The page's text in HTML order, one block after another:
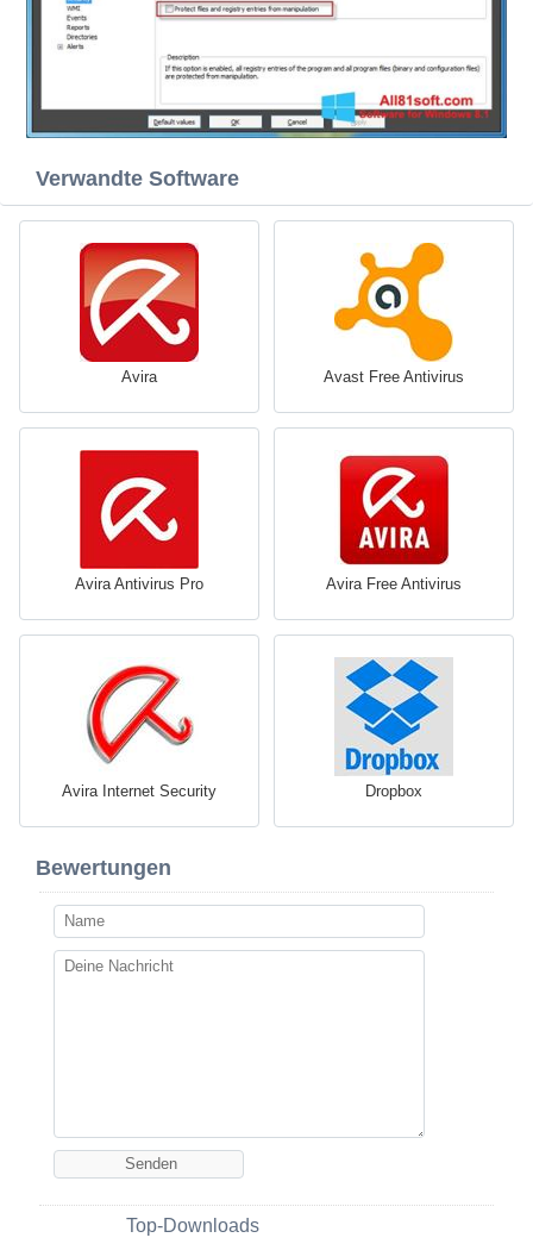
Verwandte Software
Avira Avast Free Antivirus
Avira Antivirus Pro Avira Free Antivirus
Avira Internet Security Dropbox
Bewertungen
Top-Downloads